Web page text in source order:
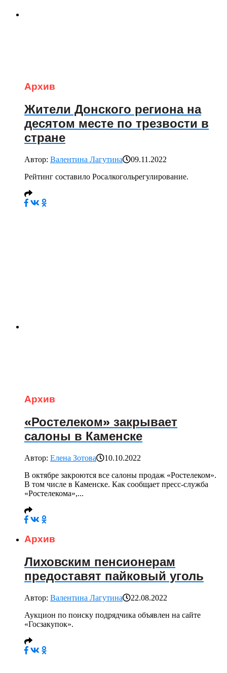
Архив
Жители Донского региона на
десятом месте по трезвости в
стране
Автор: Валентина Лагутина
09.11.2022
Рейтинг составило Росалкогольрегулирование.
Архив
«Ростелеком» закрывает
салоны в Каменске
Автор: Елена Зотова
10.10.2022
В октябре закроются все салоны продаж «Ростелеком».
В том числе в Каменске. Как сообщает пресс-служба
«Ростелекома»,...
Архив
Лиховским пенсионерам
предоставят пайковый уголь
Автор: Валентина Лагутина
22.08.2022
Аукцион по поиску подрядчика объявлен на сайте
«Госзакупок».